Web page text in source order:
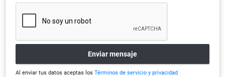
Enviar mensaje
Al enviar tus datos aceptas los Términos de servicio y privacidad